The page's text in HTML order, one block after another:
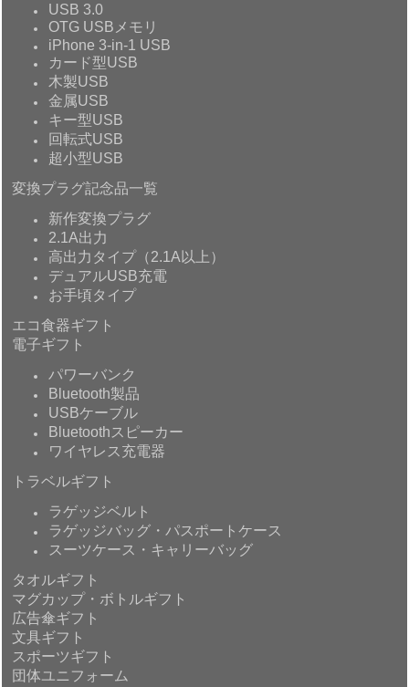
USB 3.0
OTG USBメモリ
iPhone 3-in-1 USB
カード型USB
木製USB
金属USB
キー型USB
回転式USB
超小型USB
変換プラグ記念品一覧
新作変換プラグ
2.1A出力
高出力タイプ（2.1A以上）
デュアルUSB充電
お手頃タイプ
エコ食器ギフト
電子ギフト
パワーバンク
Bluetooth製品
USBケーブル
Bluetoothスピーカー
ワイヤレス充電器
トラベルギフト
ラゲッジベルト
ラゲッジバッグ・パスポートケース
スーツケース・キャリーバッグ
タオルギフト
マグカップ・ボトルギフト
広告傘ギフト
文具ギフト
スポーツギフト
団体ユニフォーム